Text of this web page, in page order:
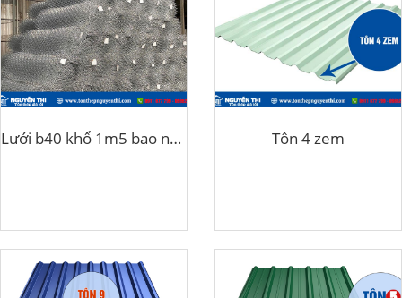
Lưới b40 khổ 1m5 bao nhiêu kg Tôn 4 zem